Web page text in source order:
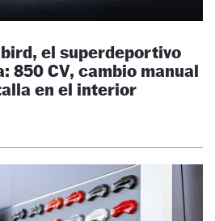
el superdeportivo
850 CV, cambio manual
en el interior